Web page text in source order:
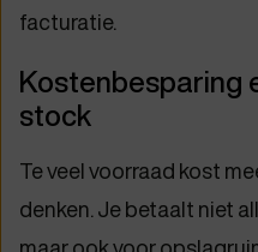
facturatie.
Kostenbesparing
stock
Te veel voorraad kost
denken. Je betaalt niet